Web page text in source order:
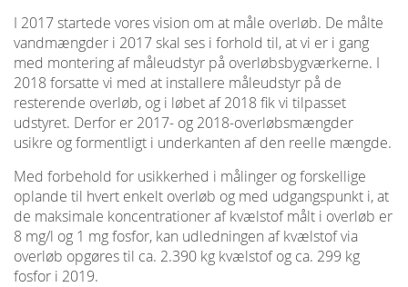
I 2017 startede vores vision om at måle overløb. De målte
vandmængder i 2017 skal ses i forhold til, at vi er i gang
med montering af måleudstyr på overløbsbygværkerne. I
2018 forsatte vi med at installere måleudstyr på de
resterende overløb, og i løbet af 2018 fik vi tilpasset
udstyret. Derfor er 2017- og 2018-overløbsmængder
usikre og formentligt i underkanten af den reelle mængde.
Med forbehold for usikkerhed i målinger og forskellige
oplande til hvert enkelt overløb og med udgangspunkt i, at
de maksimale koncentrationer af kvælstof målt i overløb er
8 mg/l og 1 mg fosfor, kan udledningen af kvælstof via
overløb opgøres til ca. 2.390 kg kvælstof og ca. 299 kg
fosfor i 2019.